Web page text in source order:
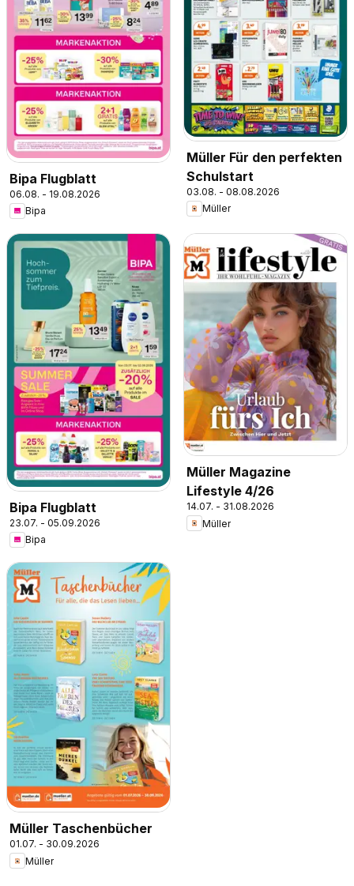
Bipa Flugblatt
06.08. - 19.08.2026
Bipa
Müller Für den perfekten
Schulstart
03.08. - 08.08.2026
Müller
Bipa Flugblatt
23.07. - 05.09.2026
Bipa
Müller Magazine
Lifestyle 4/26
14.07. - 31.08.2026
Müller
Müller Taschenbücher
01.07. - 30.09.2026
Müller